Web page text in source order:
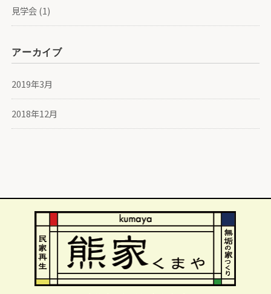
見学会(1)
アーカイブ
2019年3月
2018年12月